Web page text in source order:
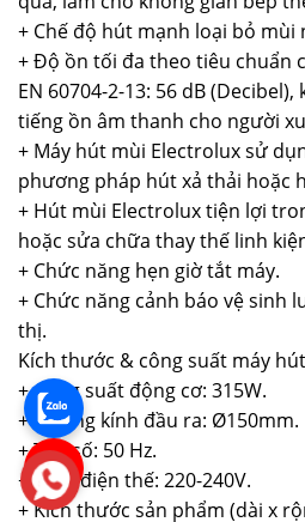
+ Chế độ hút mạnh loại bỏ mùi
+ Độ ồn tối đa theo tiêu chuẩn
EN 60704-2-13: 56 dB
tiếng ồn âm thanh cho người
+ Máy hút mùi Electrolux sử
phương pháp hút xả thải hoặc
+ Hút mùi Electrolux tiện lợi
hoặc sửa chữa thay thế linh
+ Chức năng hẹn giờ tắt máy.
+ Chức năng cảnh báo vệ sinh
thị.
Kích thước & công suất máy
+ Công suất động cơ: 315W.
+ Đường kính đầu ra: Ø150mm.
+ Tần số: 50 Hz.
+ Hiệu điện thế: 220-240V.
+ Kích thước sản phẩm (dài x